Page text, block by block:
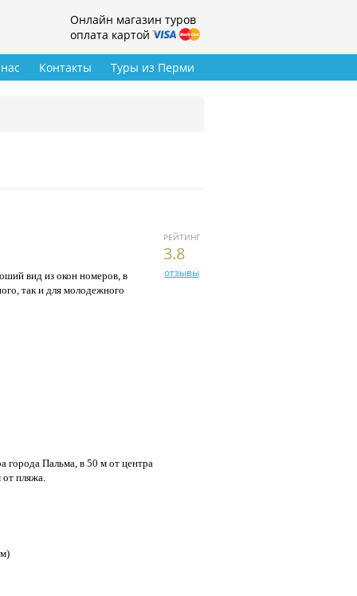
Онлайн магазин туров
оплата картой
Туры из Перми
Контакты
РЕЙТИНГ
3.8
отзывы
вид из окон номеров, в
так и для молодежного
города Пальма, в 50 м от центра
от пляжа.